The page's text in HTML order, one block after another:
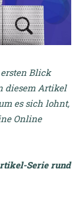
Blick
diesem Artikel
es sich lohnt,
Online
Serie rund